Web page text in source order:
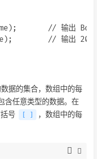
// 输出 Bob
据的集合，数组中的每
含任意类型的数据。在
号
[ ]
，数组中的每